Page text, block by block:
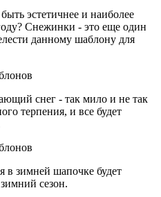
эстетичнее и наиболее
Снежинки - это еще один
данному шаблону для
снег - так мило и не так
терпения, и все будет
в зимней шапочке будет
сезон.